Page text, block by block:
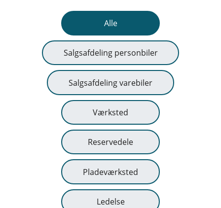
Alle
Salgsafdeling personbiler
Salgsafdeling varebiler
Værksted
Reservedele
Pladeværksted
Ledelse